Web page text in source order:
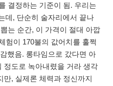
결정하는 기준이 됨. 우리는
데, 단순히 술자리에서 끝나
는 순간, 이 가격이 절대 아깝
험이 170불의 값어치를 훌쩍
했음. 롱타임으로 갔다면 아
정도로 녹아내렸을 거라 생각
, 실제론 체력과 정신까지